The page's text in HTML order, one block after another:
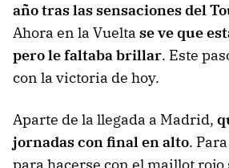
año tras las sensaciones del
Ahora en la Vuelta se ve que
pero le faltaba brillar. Este
con la victoria de hoy.
Aparte de la llegada a Madrid,
jornadas con final en alto.